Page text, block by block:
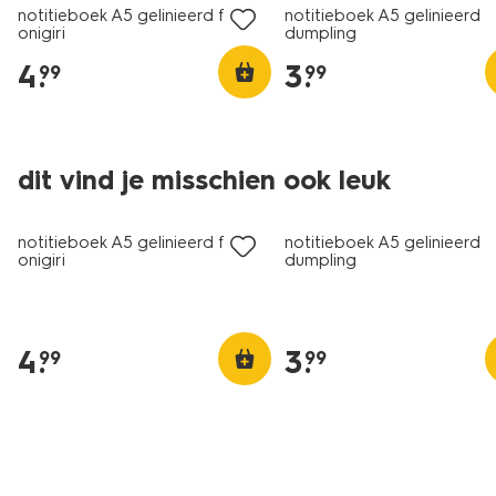
notitieboek A5 gelinieerd fluffy
onigiri
4.
99
notitieboek A5 gelinieerd
dumpling
3.
99
dit vind je misschien ook leuk
nieuw
notitieboek A5 gelinieerd fluffy
onigiri
4.
99
nieuw
notitieboek A5 gelinieerd
dumpling
3.
99